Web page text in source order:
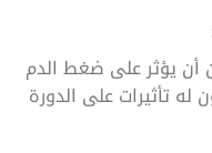
أن يؤثر على ضغط الدم
تأثيرات على الدورة